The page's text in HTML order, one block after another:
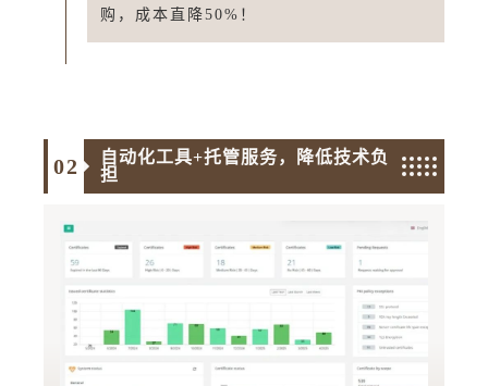
购，成本直降50%！
02
自动化工具+托管服务，降低技术负
担